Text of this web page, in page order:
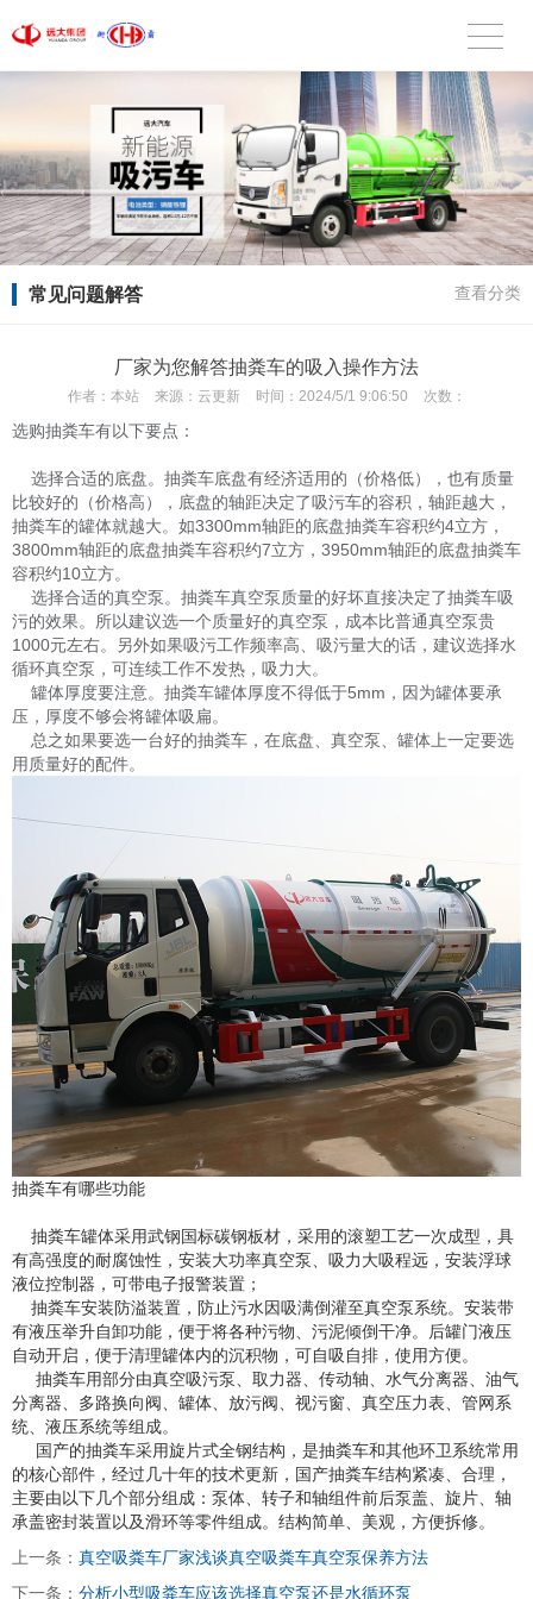
常见问题解答 查看分类
厂家为您解答抽粪车的吸入操作方法
作者： 本站 来源： 云更新 时间： 2024/5/1 9:06:50 次数：
选购抽粪车有以下要点：
选择合适的底盘。抽粪车底盘有经济适用的（价格低），也有质量
比较好的（价格高），底盘的轴距决定了吸污车的容积，轴距越大，
抽粪车的罐体就越大。如3300mm轴距的底盘抽粪车容积约4立方，
3800mm轴距的底盘抽粪车容积约7立方，3950mm轴距的底盘抽粪车
容积约10立方。
选择合适的真空泵。抽粪车真空泵质量的好坏直接决定了抽粪车吸
污的效果。所以建议选一个质量好的真空泵，成本比普通真空泵贵
1000元左右。另外如果吸污工作频率高、吸污量大的话，建议选择水
循环真空泵，可连续工作不发热，吸力大。
罐体厚度要注意。抽粪车罐体厚度不得低于5mm，因为罐体要承
压，厚度不够会将罐体吸扁。
总之如果要选一台好的抽粪车，在底盘、真空泵、罐体上一定要选
用质量好的配件。
抽粪车有哪些功能
抽粪车罐体采用武钢国标碳钢板材，采用的滚塑工艺一次成型，具
有高强度的耐腐蚀性，安装大功率真空泵、吸力大吸程远，安装浮球
液位控制器，可带电子报警装置；
抽粪车安装防溢装置，防止污水因吸满倒灌至真空泵系统。安装带
有液压举升自卸功能，便于将各种污物、污泥倾倒干净。后罐门液压
自动开启，便于清理罐体内的沉积物，可自吸自排，使用方便。
抽粪车用部分由真空吸污泵、取力器、传动轴、水气分离器、油气
分离器、多路换向阀、罐体、放污阀、视污窗、真空压力表、管网系
统、液压系统等组成。
国产的抽粪车采用旋片式全钢结构，是抽粪车和其他环卫系统常用
的核心部件，经过几十年的技术更新，国产抽粪车结构紧凑、合理，
主要由以下几个部分组成：泵体、转子和轴组件前后泵盖、旋片、轴
承盖密封装置以及滑环等零件组成。结构简单、美观，方便拆修。
上一条： 真空吸粪车厂家浅谈真空吸粪车真空泵保养方法
下一条： 分析小型吸粪车应该选择真空泵还是水循环泵